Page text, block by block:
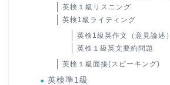
英検１級リスニング
英検1級ライティング
英検1級英作文（意見論述）
英検１級英文要約問題
英検１級面接(スピーキング)
英検準1級